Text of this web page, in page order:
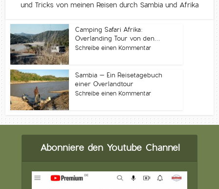
und Tricks von meinen Reisen durch Sambia und Afrika
Camping Safari Afrika:
Overlanding Tour von den...
Schreibe einen Kommentar
Sambia – Ein Reisetagebuch
einer Overlandtour
Schreibe einen Kommentar
Abonniere den Youtube Channel